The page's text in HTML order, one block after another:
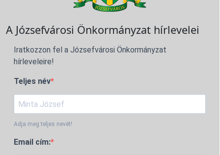
A Józsefvárosi Önkormányzat hírlevelei
Iratkozzon fel a Józsefvárosi Önkormányzat
hírleveleire!
Teljes név
Adja meg teljes nevét!
Email cím: